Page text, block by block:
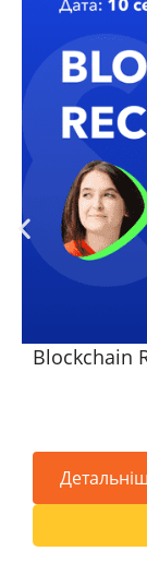
Blockchain